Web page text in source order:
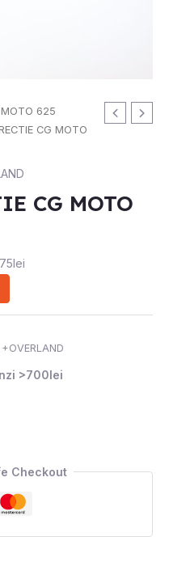
MOTO 625
CG MOTO
CG MOTO
>700lei
Checkout